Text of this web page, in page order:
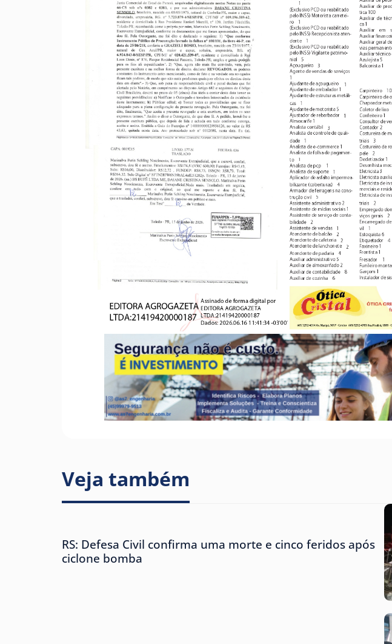
Veja também
RS: Defesa Civil confirma uma morte e cinco feridos após
ciclone bomba